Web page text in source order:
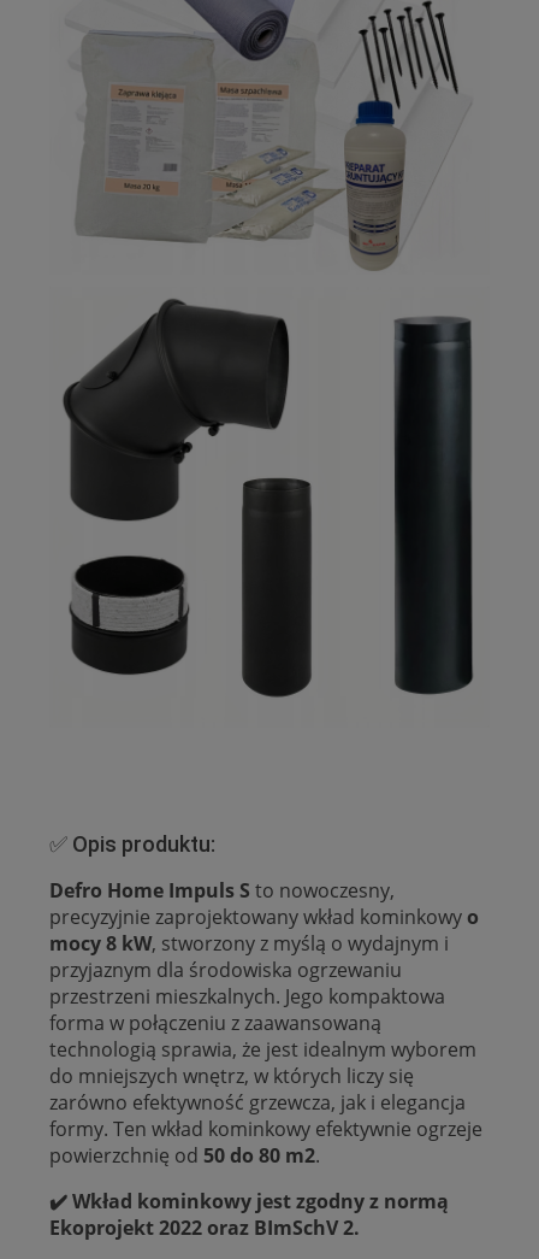
✅ Opis produktu:
Defro Home Impuls S to nowoczesny,
precyzyjnie zaprojektowany wkład kominkowyo
mocy 8 kW, stworzony z myślą o wydajnym i
przyjaznym dla środowiska ogrzewaniu
przestrzeni mieszkalnych. Jego kompaktowa
forma w połączeniu z zaawansowaną
technologią sprawia, że jest idealnym wyborem
do mniejszych wnętrz, w których liczy się
zarówno efektywność grzewcza, jak i elegancja
formy. Ten wkład kominkowy efektywnie ogrzeje
powierzchnię od 50 do 80 m2.
✔️Wkład kominkowy jest zgodny z normą
Ekoprojekt 2022 oraz BImSchV 2.